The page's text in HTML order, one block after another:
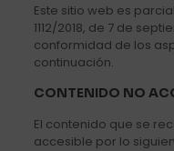
Este sitio web es
1112/2018, de 7 de
conformidad de los
continuación.
CONTENIDO NO
El contenido que se
accesible por lo